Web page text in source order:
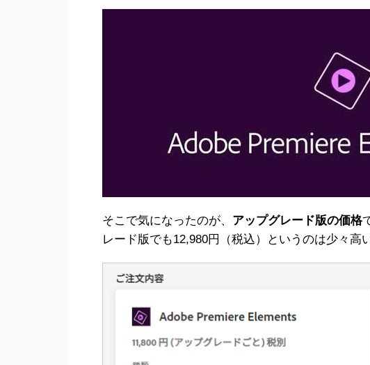
そこで気になったのが、 アップグレード版の価格
レード版でも12,980円（税込）というのは少々高